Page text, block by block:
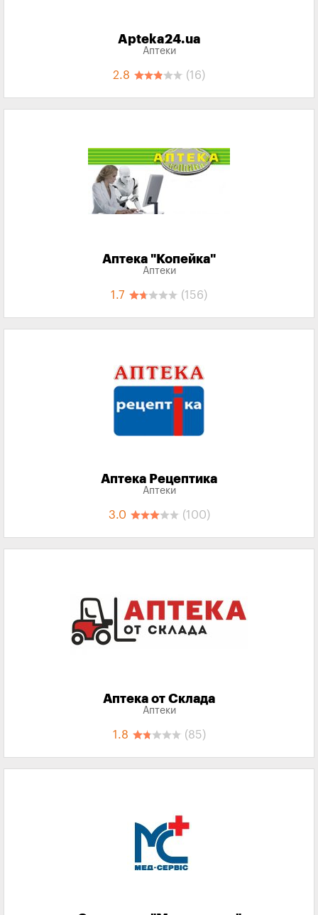
Apteka24.ua
Аптеки
2.8 (16)
Аптека "Копейка"
Аптеки
1.7 (156)
Аптека Рецептика
Аптеки
3.0 (100)
Аптека от Склада
Аптеки
1.8 (85)